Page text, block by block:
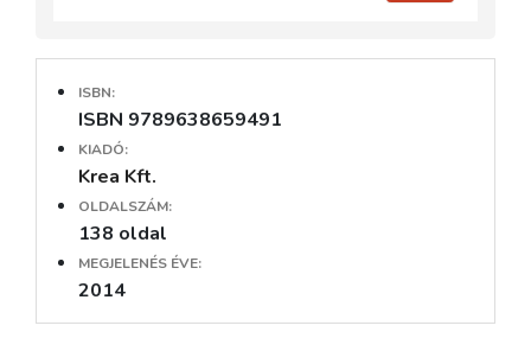
ISBN:
ISBN 9789638659491
KIADÓ:
Krea Kft.
OLDALSZÁM:
138 oldal
MEGJELENÉS ÉVE:
2014